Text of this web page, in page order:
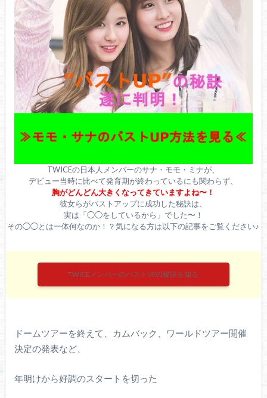
TWICEの日本人メンバーのサナ・モモ・ミナが、
デビュー当時に比べて発育期が終わっているにも関わらず、
胸がどんどん大きくなってきていますよね〜！
彼女らがバストアップに成功した秘訣は、
実は「◯◯をしているから」でした〜！
その◯◯とは一体何なのか！？気になる方は以下の記事をご覧ください♪
TWICEメンバーのバストUPの秘訣を知る
ドームツアーを終えて、カムバック、ワールドツアー開催
決定の発表など、
年明けから好調のスタートを切った